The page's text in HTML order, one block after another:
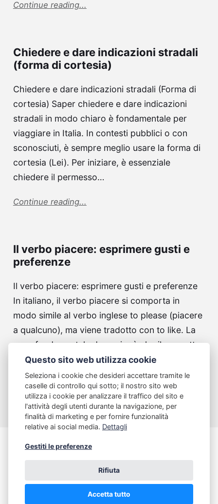
Continue reading...
Chiedere e dare indicazioni stradali
(forma di cortesia)
Chiedere e dare indicazioni stradali (Forma di
cortesia) Saper chiedere e dare indicazioni
stradali in modo chiaro è fondamentale per
viaggiare in Italia. In contesti pubblici o con
sconosciuti, è sempre meglio usare la forma di
cortesia (Lei). Per iniziare, è essenziale
chiedere il permesso…
Continue reading...
Il verbo piacere: esprimere gusti e
preferenze
Il verbo piacere: esprimere gusti e preferenze
In italiano, il verbo piacere si comporta in
modo simile al verbo inglese to please (piacere
a qualcuno), ma viene tradotto con to like. La
cosa fondamentale da capire è che il soggetto
logico della frase è la…
Continue reading...
Questo sito web utilizza cookie
Seleziona i cookie che desideri accettare tramite le
caselle di controllo qui sotto; il nostro sito web
utilizza i cookie per analizzare il traffico del sito e
l'attività degli utenti durante la navigazione, per
finalità di marketing e per fornire funzionalità
relative ai social media. Dettagli
Gestiti le preferenze
Rifiuta
Accetta tutto